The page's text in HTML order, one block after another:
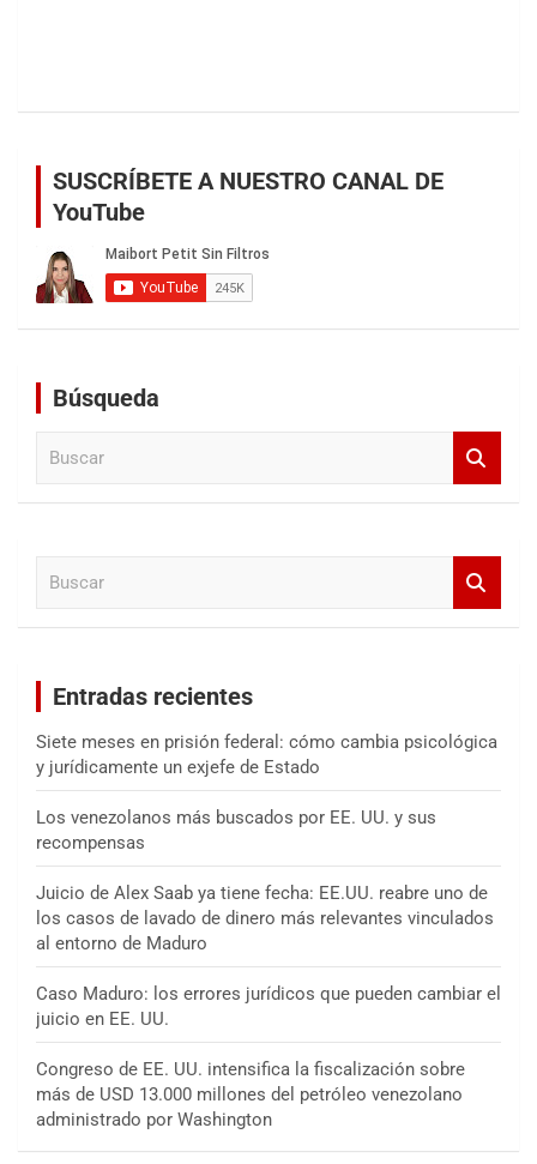
SUSCRÍBETE A NUESTRO CANAL DE
YouTube
Búsqueda
Entradas recientes
Siete meses en prisión federal: cómo cambia psicológica
y jurídicamente un exjefe de Estado
Los venezolanos más buscados por EE. UU. y sus
recompensas
Juicio de Alex Saab ya tiene fecha: EE.UU. reabre uno de
los casos de lavado de dinero más relevantes vinculados
al entorno de Maduro
Caso Maduro: los errores jurídicos que pueden cambiar el
juicio en EE. UU.
Congreso de EE. UU. intensifica la fiscalización sobre
más de USD 13.000 millones del petróleo venezolano
administrado por Washington